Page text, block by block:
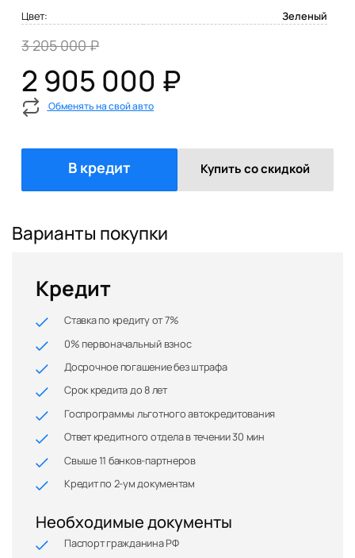
Цвет:
Зеленый
3 205 000 ₽
2 905 000 ₽
Обменять на свой авто
В кредит Купить со скидкой
Варианты покупки
Кредит
Ставка по кредиту от 7%
0% первоначальный взнос
Досрочное погашение без штрафа
Срок кредита до 8 лет
Госпрограммы льготного автокредитования
Ответ кредитного отдела в течении 30 мин
Свыше 11 банков-партнеров
Кредит по 2-ум документам
Необходимые документы
Паспорт гражданина РФ